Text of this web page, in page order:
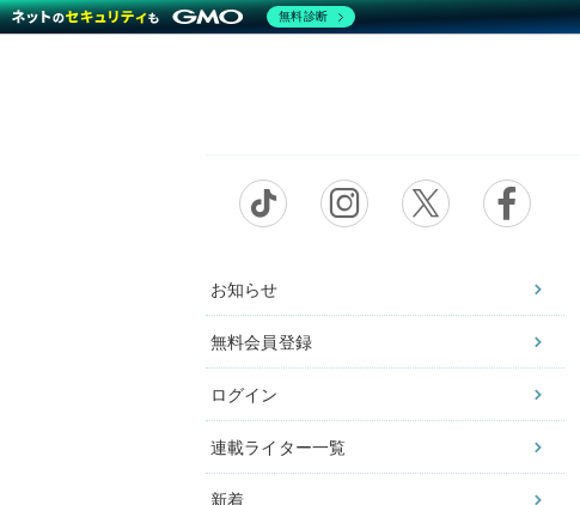
お知らせ
無料会員登録
ログイン
連載ライター一覧
新着
無料診断